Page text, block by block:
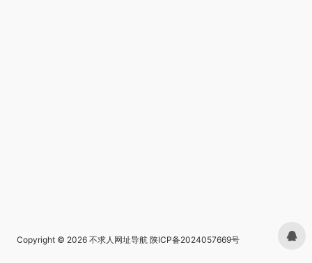
Copyright © 2026 不求人网址导航 陕ICP备2024057669号